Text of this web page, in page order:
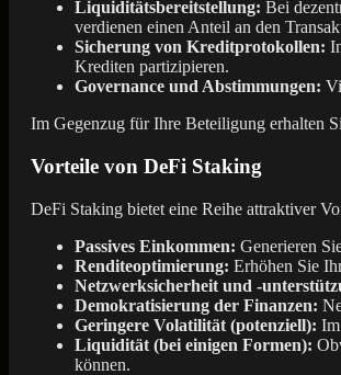
Liquiditätsbereitstellung: Bei
verdienen einen Anteil an den
Sicherung von Kreditprotokollen:
Krediten partizipieren.
Governance und Abstimmungen:
Im Gegenzug für Ihre Beteiligung erhalten
Vorteile von DeFi Staking
DeFi Staking bietet eine Reihe attraktiver
Passives Einkommen: Generieren
Renditeoptimierung: Erhöhen Sie
Netzwerksicherheit und -
Demokratisierung der Finanzen:
Geringere Volatilität (potenziell):
Liquidität (bei einigen Formen):
können.